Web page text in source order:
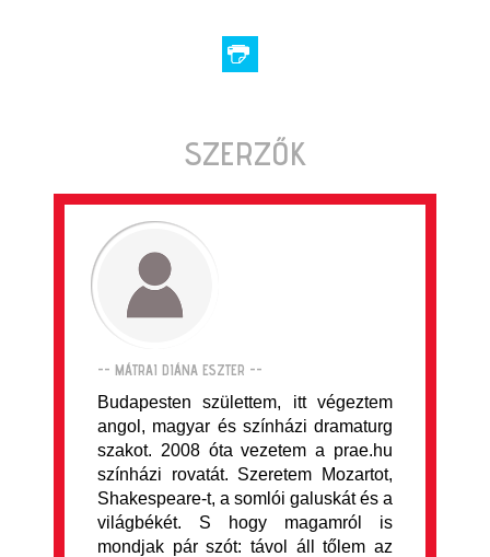
SZERZŐK
-- MÁTRAI DIÁNA ESZTER --
Budapesten születtem, itt végeztem
angol, magyar és színházi dramaturg
szakot. 2008 óta vezetem a prae.hu
színházi rovatát. Szeretem Mozartot,
Shakespeare-t, a somlói galuskát és a
világbékét. S hogy magamról is
mondjak pár szót: távol áll tőlem az